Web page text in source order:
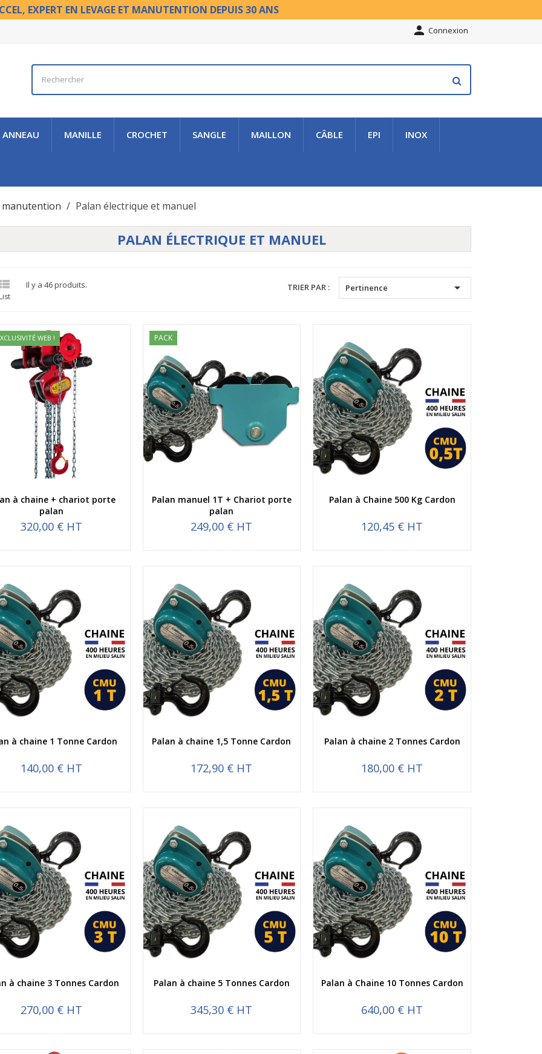
EXPERT EN LEVAGE ET MANUTENTION DEPUIS 30 ANS
 Connexion
ANNEAU MANILLE CROCHET SANGLE MAILLON CÂBLE EPI INOX
manutention Palan électrique et manuel
PALAN ÉLECTRIQUE ET MANUEL
Il y a 46 produits. TRIER PAR : Pertinence 
WEB !
Aperçu rapide
à chaine + chariot porte
palan
320,00 € HT
PACK
Aperçu rapide
Palan manuel 1T + Chariot porte
palan
249,00 € HT
Aperçu rapide
Palan à Chaine 500 Kg Cardon
120,45 € HT
Aperçu rapide
à chaine 1 Tonne Cardon
140,00 € HT
Aperçu rapide
Palan à chaine 1,5 Tonne Cardon
172,90 € HT
Aperçu rapide
Palan à chaine 2 Tonnes Cardon
180,00 € HT
Aperçu rapide
à chaine 3 Tonnes Cardon
270,00 € HT
Aperçu rapide
Palan à chaine 5 Tonnes Cardon
345,30 € HT
Aperçu rapide
Palan à Chaine 10 Tonnes Cardon
640,00 € HT